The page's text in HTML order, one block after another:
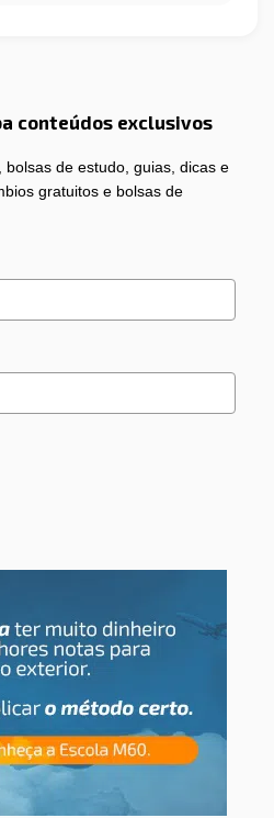
conteúdos exclusivos
bolsas de estudo, guias, dicas e
gratuitos e bolsas de